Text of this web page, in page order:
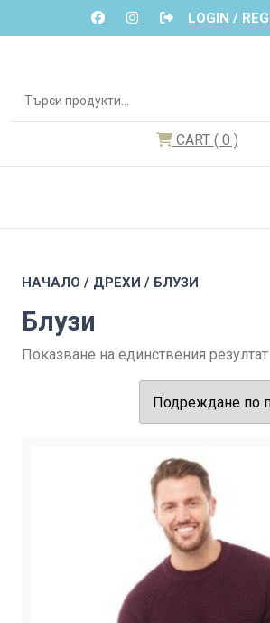
LOGIN /
CART ( 0 )
НАЧАЛО / ДРЕХИ / БЛУЗИ
Блузи
Показване на единствения резултат